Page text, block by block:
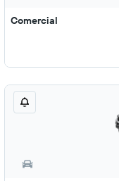
Comercial